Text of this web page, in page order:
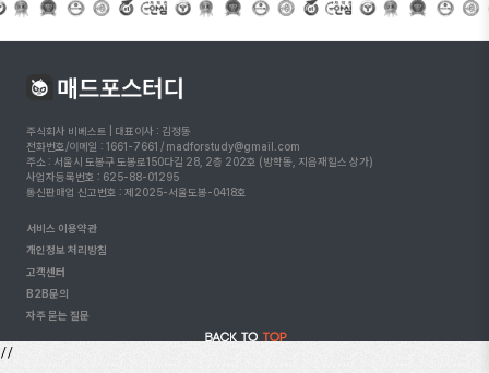
주식회사 비베스트 | 대표이사 : 김정동
전화번호/이메일 : 1661-7661 / madforstudy@gmail.com
주소 : 서울시 도봉구 도봉로150다길 28, 2층 202호 (방학동, 지음재힐스 상가)
사업자등록번호 : 625-88-01295
통신판매업 신고번호 : 제2025-서울도봉-0418호
서비스 이용약관
개인정보 처리방침
고객센터
B2B문의
자주 묻는 질문
//